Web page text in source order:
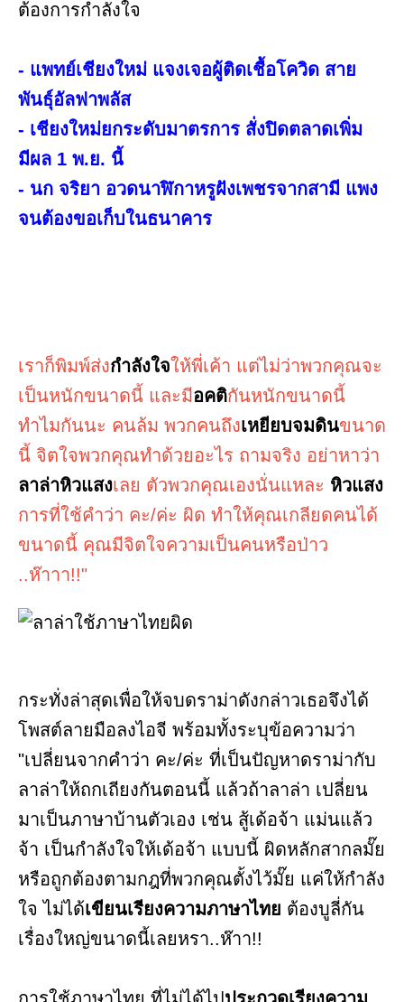
ต้องการกำลังใจ
- แพทย์เชียงใหม่ แจงเจอผู้ติดเชื้อโควิด สาย
พันธุ์อัลฟาพลัส
- เชียงใหม่ยกระดับมาตรการ สั่งปิดตลาดเพิ่ม
มีผล 1 พ.ย. นี้
- นก จริยา อวดนาฬิกาหรูฝังเพชรจากสามี แพง
จนต้องขอเก็บในธนาคาร
เราก็พิมพ์ส่งกำลังใจให้พี่เค้า แต่ไม่ว่าพวกคุณจะ
เป็นหนักขนาดนี้ และมีอคติกันหนักขนาดนี้
ทำไมกันนะ คนล้ม พวกคนถึงเหยียบจมดินขนาด
นี้ จิตใจพวกคุณทำด้วยอะไร ถามจริง อย่าหาว่า
ลาล่าหิวแสงเลย ตัวพวกคุณเองนั่นแหละ หิวแสง
การที่ใช้คำว่า คะ/ค่ะ ผิด ทำให้คุณเกลียดคนได้
ขนาดนี้ คุณมีจิตใจความเป็นคนหรือป่าว
..ห๊าาา!!"
กระทั่งล่าสุดเพื่อให้จบดราม่าดังกล่าวเธอจึงได้
โพสต์ลายมือลงไอจี พร้อมทั้งระบุข้อความว่า
"เปลี่ยนจากคำว่า คะ/ค่ะ ที่เป็นปัญหาดราม่ากับ
ลาล่าให้ถกเถียงกันตอนนี้ แล้วถ้าลาล่า เปลี่ยน
มาเป็นภาษาบ้านตัวเอง เช่น สู้เด้อจ้า แม่นแล้ว
จ้า เป็นกำลังใจให้เด้อจ้า แบบนี้ ผิดหลักสากลมั๊ย
หรือถูกต้องตามกฎที่พวกคุณตั้งไว้มั๊ย แค่ให้กำลัง
ใจ ไม่ได้เขียนเรียงความภาษาไทย ต้องบูลี่กัน
เรื่องใหญ่ขนาดนี้เลยหรา..ห๊าา!!